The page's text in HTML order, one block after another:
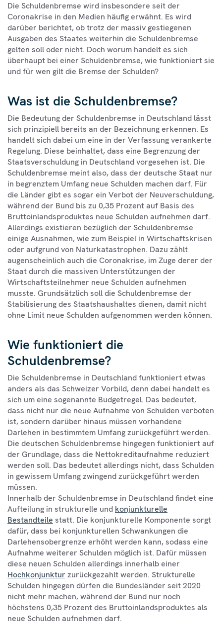
Die Schuldenbremse wird insbesondere seit der
Coronakrise in den Medien häufig erwähnt. Es wird
darüber berichtet, ob trotz der massiv gestiegenen
Ausgaben des Staates weiterhin die Schuldenbremse
gelten soll oder nicht. Doch worum handelt es sich
überhaupt bei einer Schuldenbremse, wie funktioniert sie
und für wen gilt die Bremse der Schulden?
Was ist die Schuldenbremse?
Die Bedeutung der Schuldenbremse in Deutschland lässt
sich prinzipiell bereits an der Bezeichnung erkennen. Es
handelt sich dabei um eine in der Verfassung verankerte
Regelung. Diese beinhaltet, dass eine Begrenzung der
Staatsverschuldung in Deutschland vorgesehen ist. Die
Schuldenbremse meint also, dass der deutsche Staat nur
in begrenztem Umfang neue Schulden machen darf. Für
die Länder gibt es sogar ein Verbot der Neuverschuldung,
während der Bund bis zu 0,35 Prozent auf Basis des
Bruttoinlandsproduktes neue Schulden aufnehmen darf.
Allerdings existieren bezüglich der Schuldenbremse
einige Ausnahmen, wie zum Beispiel in Wirtschaftskrisen
oder aufgrund von Naturkatastrophen. Dazu zählt
augenscheinlich auch die Coronakrise, im Zuge derer der
Staat durch die massiven Unterstützungen der
Wirtschaftsteilnehmer neue Schulden aufnehmen
musste. Grundsätzlich soll die Schuldenbremse der
Stabilisierung des Staatshaushaltes dienen, damit nicht
ohne Limit neue Schulden aufgenommen werden können.
Wie funktioniert die
Schuldenbremse?
Die Schuldenbremse in Deutschland funktioniert etwas
anders als das Schweizer Vorbild, denn dabei handelt es
sich um eine sogenannte Budgetregel. Das bedeutet,
dass nicht nur die neue Aufnahme von Schulden verboten
ist, sondern darüber hinaus müssen vorhandene
Darlehen in bestimmtem Umfang zurückgeführt werden.
Die deutschen Schuldenbremse hingegen funktioniert auf
der Grundlage, dass die Nettokreditaufnahme reduziert
werden soll. Das bedeutet allerdings nicht, dass Schulden
in gewissem Umfang zwingend zurückgeführt werden
müssen.
Innerhalb der Schuldenbremse in Deutschland findet eine
Aufteilung in strukturelle und konjunkturelle
Bestandteile statt. Die konjunkturelle Komponente sorgt
dafür, dass bei konjunkturellen Schwankungen die
Darlehensobergrenze erhöht werden kann, sodass eine
Aufnahme weiterer Schulden möglich ist. Dafür müssen
diese neuen Schulden allerdings innerhalb einer
Hochkonjunktur zurückgezahlt werden. Strukturelle
Schulden hingegen dürfen die Bundesländer seit 2020
nicht mehr machen, während der Bund nur noch
höchstens 0,35 Prozent des Bruttoinlandsproduktes als
neue Schulden aufnehmen darf.